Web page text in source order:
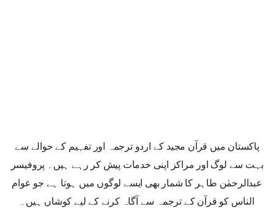
پاکستان میں قرآن مجید کے اردو ترجمہ اور تفہیم کے حوالے سے
بہت سے لوگ اور مراکز اپنی خدمات پیش کر رہے ہیں۔ پروفیسر
عبدالرحمٰن طاہر کا شمار بھی ایسے لوگوں میں ہوتا ہے جو عوام
الناس کو قرآن کے ترجمہ سے آگاہ کرنے کے لیے کوشاں ہیں۔